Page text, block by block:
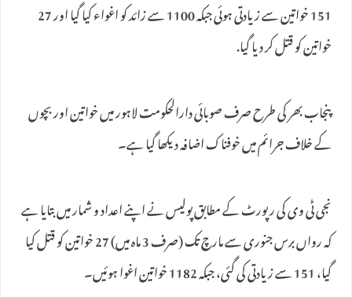
151 خواتین سے زیادتی ہوئی جبکہ 1100 سے زائد کو اغواء کیا گیا اور 27
خواتین کو قتل کر دیا گیا.
پنجاب بھر کی طرح‌ صرف صوبائی دارالحکومت لاہور میں خواتین اور بچوں
کے خلاف جرائم میں خوفناک اضافہ دیکھا گیا ہے۔
نجی ٹی وی کی رپورٹ کے مطابق پولیس نے اپنے اعداد و شمار میں بتایا ہے
کہ رواں برس جنوری سے مارچ تک (صرف 3 ماہ میں) 27 خواتین کو قتل کیا
گیا، 151 سے زیادتی کی گئی، جبکہ 1182 خواتین اغوا ہوئیں۔